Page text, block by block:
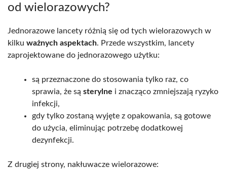
od wielorazowych?
Jednorazowe lancety różnią się od tych wielorazowych w
kilku ważnych aspektach. Przede wszystkim, lancety
zaprojektowane do jednorazowego użytku:
są przeznaczone do stosowania tylko raz, co
sprawia, że są sterylne i znacząco zmniejszają ryzyko
infekcji,
gdy tylko zostaną wyjęte z opakowania, są gotowe
do użycia, eliminując potrzebę dodatkowej
dezynfekcji.
Z drugiej strony, nakłuwacze wielorazowe: